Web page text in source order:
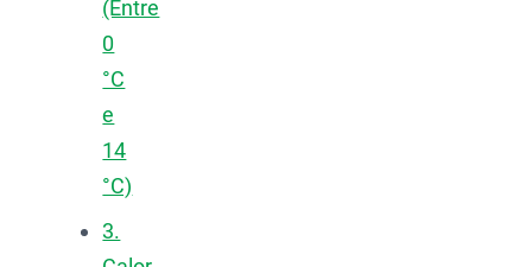
(Entre
0
°C
e
14
°C)
3.